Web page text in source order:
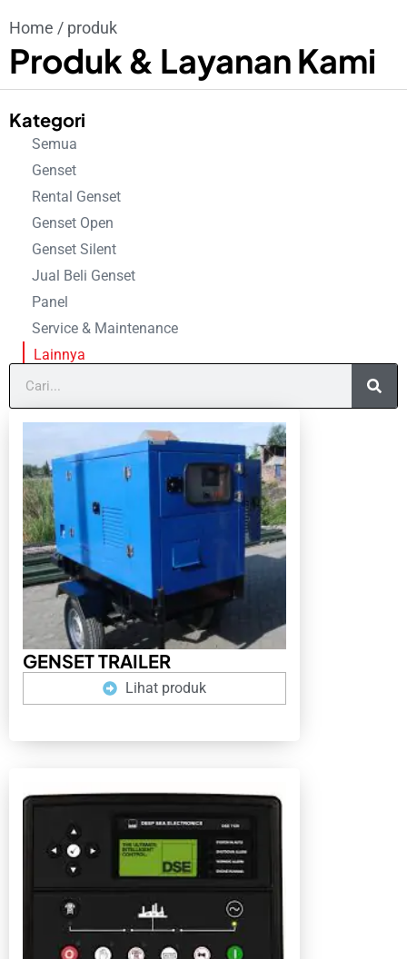
Home / produk
Produk & Layanan Kami
Kategori
Genset
Rental Genset
Genset Open
Genset Silent
Jual Beli Genset
Panel
Service & Maintenance
Lainnya
Semua
GENSET TRAILER
Lihat produk